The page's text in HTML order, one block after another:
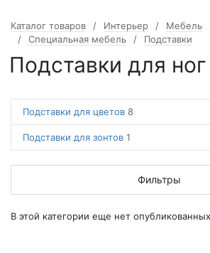
Каталог товаров Интерьер
Мебель
Специальная мебель
Подставки
Подставки для ног
Подставки для цветов 8
Подставки для зонтов 1
Фильтры
В этой категории еще нет